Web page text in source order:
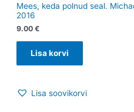
Mees, keda polnud seal.
2016
9.00 €
Lisa korvi
Lisa soovikorvi